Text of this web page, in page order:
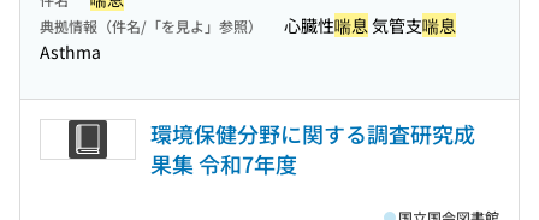
典拠情報（件名/「を見よ」参照） 心臓性喘息気管支喘息
Asthma
環境保健分野に関する調査研究成
果集 令和7年度